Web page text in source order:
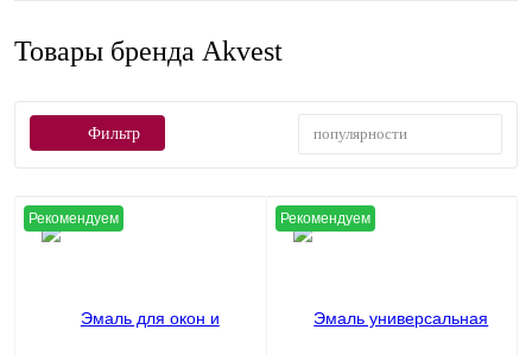
Товары бренда Akvest
Фильтр популярности
Рекомендуем Рекомендуем